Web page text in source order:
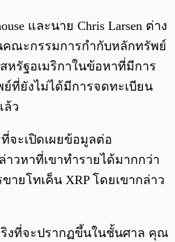
และนาย Chris Larsen ต่าง
คณะกรรมการกำกับหลักทรัพย์
รัฐอเมริกาในข้อหาที่มีการ
ย์ที่ยังไม่ได้มีการจดทะเบียน
ล้ว
ที่จะเปิดเผยข้อมูลต่อ
วหาที่เขาทำรายได้มากกว่า
ายโทเค็น XRP โดยเขากล่าว
งที่จะปรากฏขึ้นในชั้นศาล คุณ